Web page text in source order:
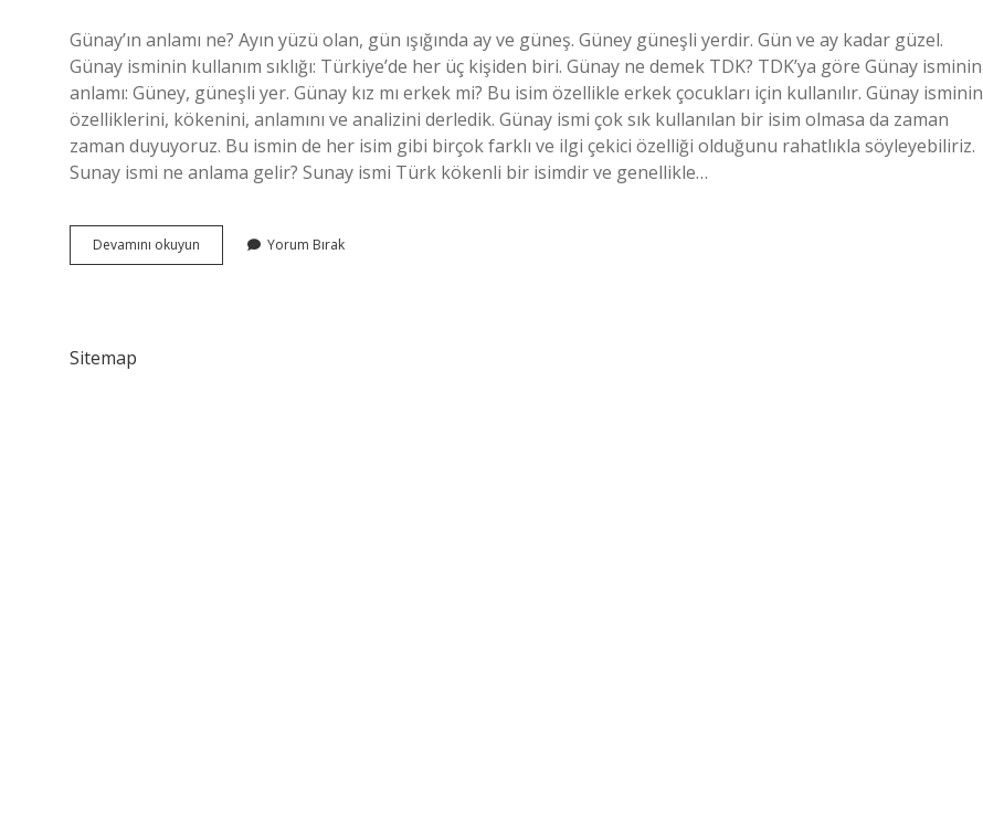
Günay’ın anlamı ne? Ayın yüzü olan, gün ışığında ay ve güneş. Güney güneşli yerdir. Gün ve ay kadar güzel.
Günay isminin kullanım sıklığı: Türkiye’de her üç kişiden biri. Günay ne demek TDK? TDK’ya göre Günay isminin
anlamı: Güney, güneşli yer. Günay kız mı erkek mi? Bu isim özellikle erkek çocukları için kullanılır. Günay isminin
özelliklerini, kökenini, anlamını ve analizini derledik. Günay ismi çok sık kullanılan bir isim olmasa da zaman
zaman duyuyoruz. Bu ismin de her isim gibi birçok farklı ve ilgi çekici özelliği olduğunu rahatlıkla söyleyebiliriz.
Sunay ismi ne anlama gelir? Sunay ismi Türk kökenli bir isimdir ve genellikle…
Devamını okuyun
Ne
Yorum Bırak
Sitemap